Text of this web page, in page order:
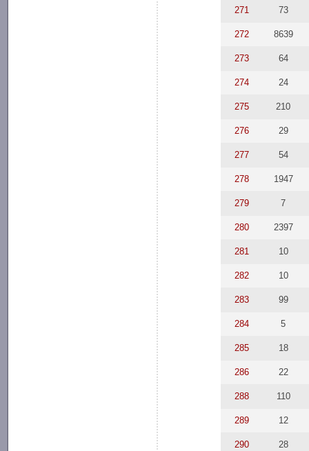
271 73
272 8639
273 64
274 24
275 210
276 29
277 54
278 1947
279 7
280 2397
281 10
282 10
283 99
284 5
285 18
286 22
288 110
289 12
290 28